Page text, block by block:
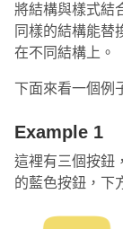
將結構與樣式結
同樣的結構能替
在不同結構上。
下面來看一個例
Example 1
這裡有三個按鈕
的藍色按鈕，下